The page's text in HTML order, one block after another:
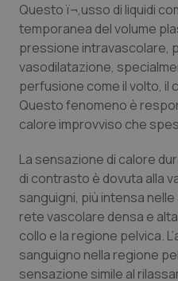
Provincia
Provincia
Puglia
Sicilia
Toscana
Umbria
Infezioni & Febbre
Ipertensione &
Malattie rare
Neuroscienze &
Obesità
Oftalmologia
Questo ï¬‚usso di liquidi
temporanea del volume
pressione intravascolare,
vasodilatazione,
perfusione come il volto, il
Questo fenomeno è
calore improvviso che
La sensazione di calore
di contrasto è dovuta alla
sanguigni, più intensa
rete vascolare densa e
collo e la regione pelvica.
sanguigno nella regione
sensazione simile al